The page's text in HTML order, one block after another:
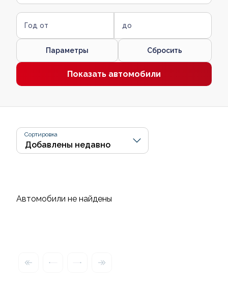
Год от до
Параметры Сбросить
Показать автомобили
Сортировка
Автомобили не найдены